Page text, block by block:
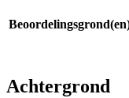
Achtergrond